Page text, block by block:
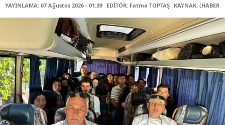
YAYINLAMA: 07 Ağustos 2026 - 01:39 EDİTÖR: Fatma TOPTAŞ KAYNAK: (HABER